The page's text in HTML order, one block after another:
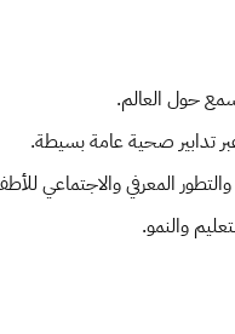
المعرفي والاجتماعي
والنمو.